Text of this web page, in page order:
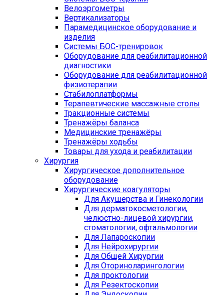
Велоэргометры
Вертикализаторы
Парамедицинское оборудование и
изделия
Системы БОС-тренировок
Оборудование для реабилитационной
диагностики
Оборудование для реабилитационной
физиотерапии
Стабилоплатформы
Терапевтические массажные столы
Тракционные системы
Тренажёры баланса
Медицинские тренажёры
Тренажёры ходьбы
Товары для ухода и реабилитации
Хирургия
Хирургическое дополнительное
оборудование
Хирургические коагуляторы
Для Акушерства и Гинекологии
Для дерматокосметологии,
челюстно-лицевой хирургии,
стоматологии, офтальмологии
Для Лапароскопии
Для Нейрохирургии
Для Общей Хирургии
Для Оториноларингологии
Для проктологии
Для Резектоскопии